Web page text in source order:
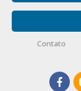
Contato